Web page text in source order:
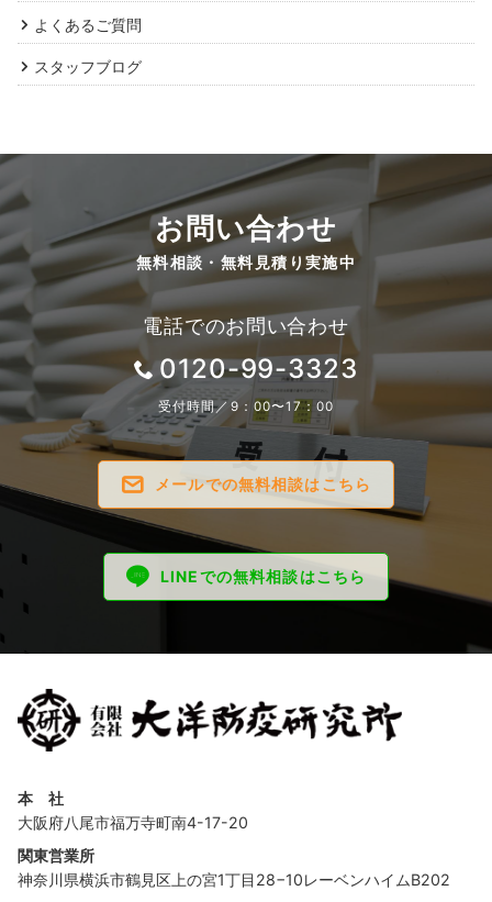
よくあるご質問
スタッフブログ
お問い合わせ
無料相談・無料見積り実施中
電話でのお問い合わせ
0120-99-3323
受付時間／9：00〜17：00
メールでの無料相談はこちら
LINEでの無料相談はこちら
本 社
大阪府八尾市福万寺町南4-17-20
関東営業所
神奈川県横浜市鶴見区上の宮1丁目28−10レーベンハイムB202